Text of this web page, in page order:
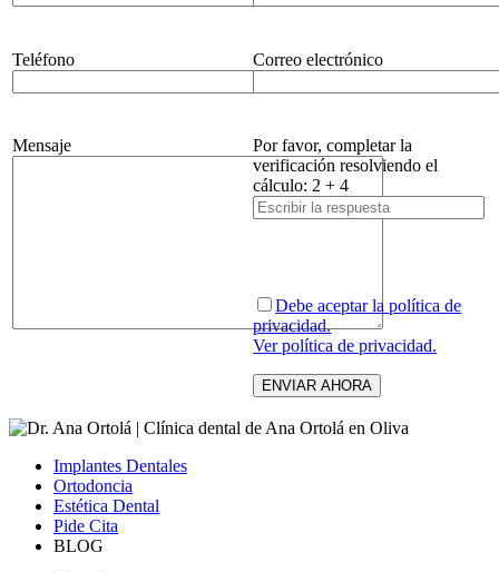
Teléfono Correo electrónico
Mensaje
Por favor, completar la
verificación resolviendo el
cálculo: 2 + 4
Debe aceptar la política de
privacidad.
Ver política de privacidad.
Implantes Dentales
Ortodoncia
Estética Dental
Pide Cita
BLOG